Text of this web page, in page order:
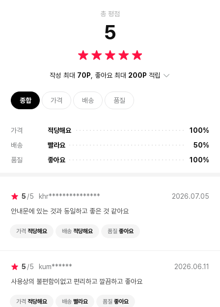
총 평점
5
작성 최대 70P , 좋아요 최대 200P 적립
종합 가격 배송 품질
가격 적당해요
100%
배송
빨라요
50%
품질
좋아요 100%
5 5 khr***************
2026.07.05
안내문에 있는 것과 동일하고 좋은 것 같아요
가격 적당해요 배송 적당해요 품질 좋아요
5 5 kum******
2026.06.11
사용상의 불편함이없고 편리하고 깔끔하고 좋아요
가격 적당해요 배송 빨라요 품질 좋아요